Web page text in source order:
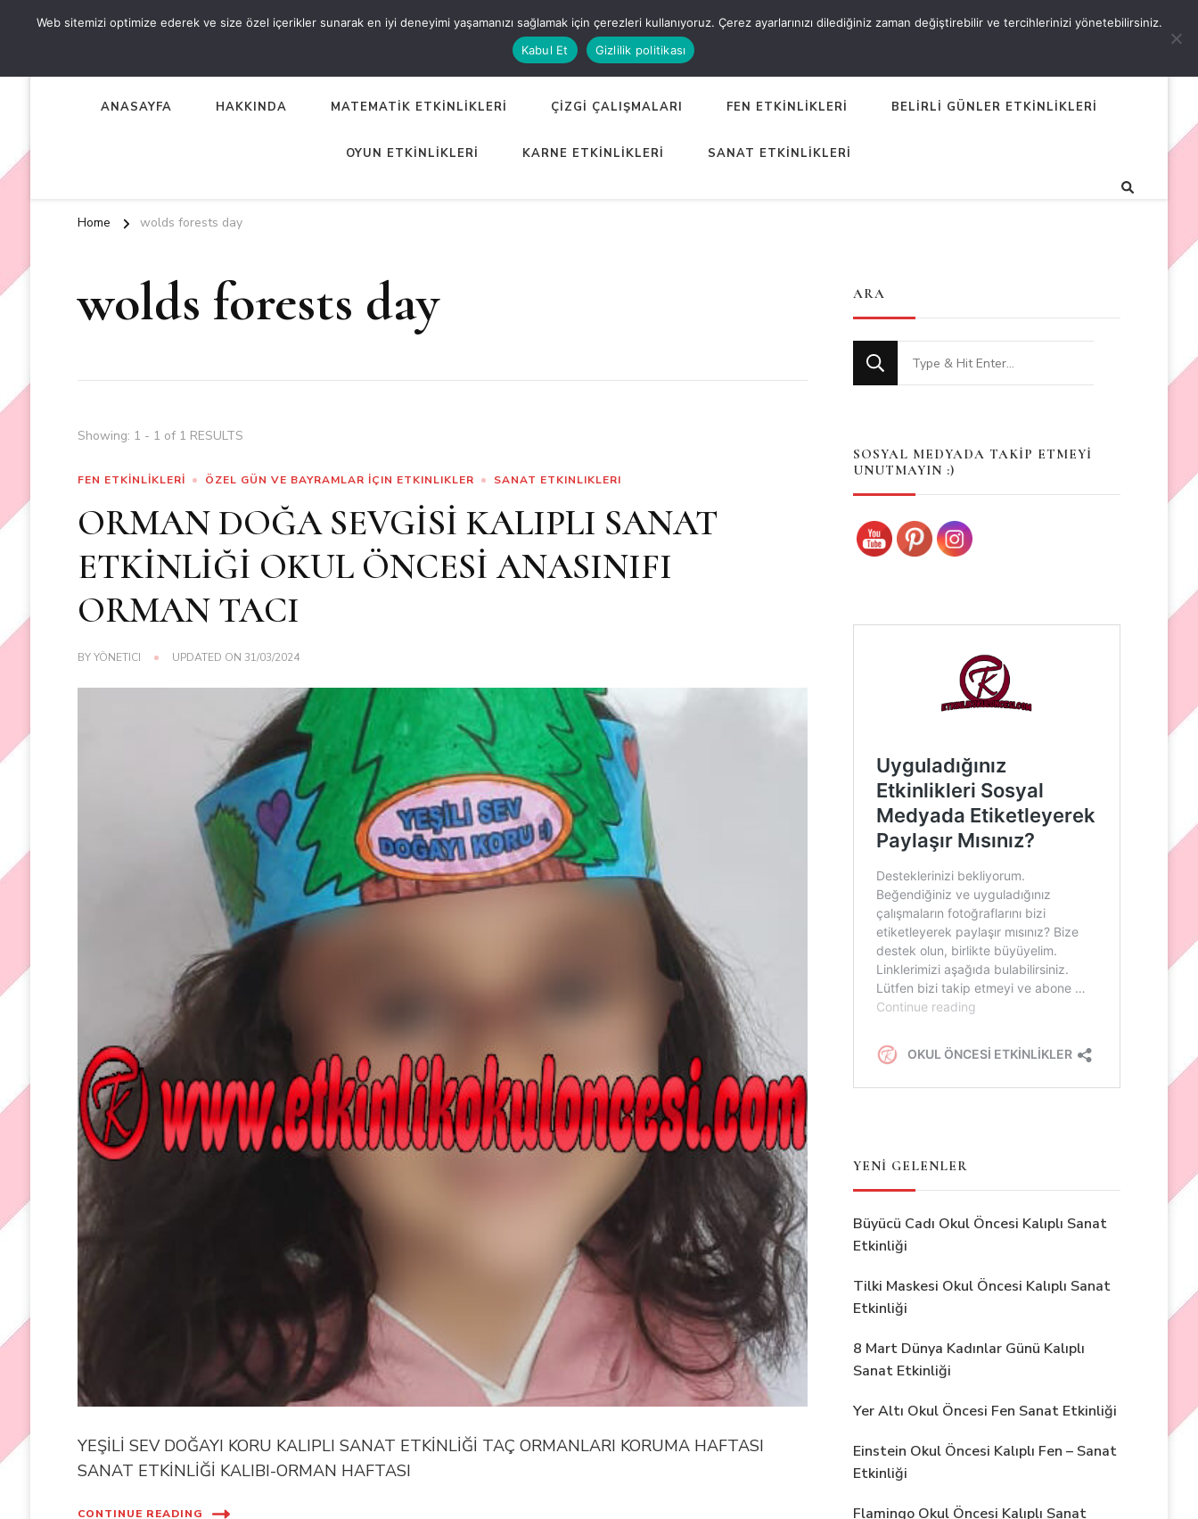
OKUL ÖNCESİ ETKİNLİKLER
ANASAYFA HAKKINDA MATEMATİK ETKİNLİKLERİ ÇİZGİ ÇALIŞMALARI FEN ETKİNLİKLERİ BELİRLİ GÜNLER ETKİNLİKLERİ
OYUN ETKİNLİKLERİ KARNE ETKİNLİKLERİ SANAT ETKİNLİKLERİ
Home wolds forests day
wolds forests day
Showing: 1 - 1 of 1 RESULTS
FEN ETKİNLİKLERİ ÖZEL GÜN VE BAYRAMLAR İÇIN ETKINLIKLER SANAT ETKINLIKLERI
ORMAN DOĞA SEVGİSİ KALIPLI SANAT
ETKİNLİĞİ OKUL ÖNCESİ ANASINIFI
ORMAN TACI
BYYÖNETICI UPDATED ON 31/03/2024
YEŞİLİ SEV DOĞAYI KORU KALIPLI SANAT ETKİNLİĞİ TAÇ ORMANLARI KORUMA HAFTASI
SANAT ETKİNLİĞİ KALIBI-ORMAN HAFTASI
CONTINUE READING
ARA
Looking
for
SOSYAL MEDYADA TAKİP ETMEYİ
UNUTMAYIN :)
YENİ GELENLER
Büyücü Cadı Okul Öncesi Kalıplı Sanat
Etkinliği
Tilki Maskesi Okul Öncesi Kalıplı Sanat
Etkinliği
8 Mart Dünya Kadınlar Günü Kalıplı
Sanat Etkinliği
Yer Altı Okul Öncesi Fen Sanat Etkinliği
Einstein Okul Öncesi Kalıplı Fen – Sanat
Etkinliği
Flamingo Okul Öncesi Kalıplı Sanat
Web sitemizi optimize ederek ve size özel içerikler sunarak en iyi deneyimi yaşamanızı sağlamak için çerezleri kullanıyoruz. Çerez ayarlarınızı dilediğiniz zaman değiştirebilir ve tercihlerinizi yönetebilirsiniz.
Kabul Et
Gizlilik politikası